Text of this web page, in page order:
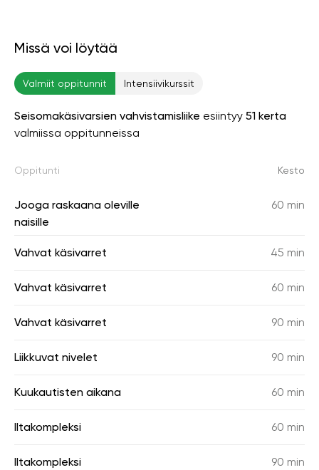
Missä voi löytää
Valmiit oppitunnit Intensiivikurssit
Seisomakäsivarsien vahvistamisliike esiintyy 51 kerta
valmiissa oppitunneissa
Oppitunti Kesto
Jooga raskaana oleville
naisille
60 min
Vahvat käsivarret 45 min
Vahvat käsivarret 60 min
Vahvat käsivarret 90 min
Liikkuvat nivelet 90 min
Kuukautisten aikana 60 min
Iltakompleksi 60 min
Iltakompleksi 90 min